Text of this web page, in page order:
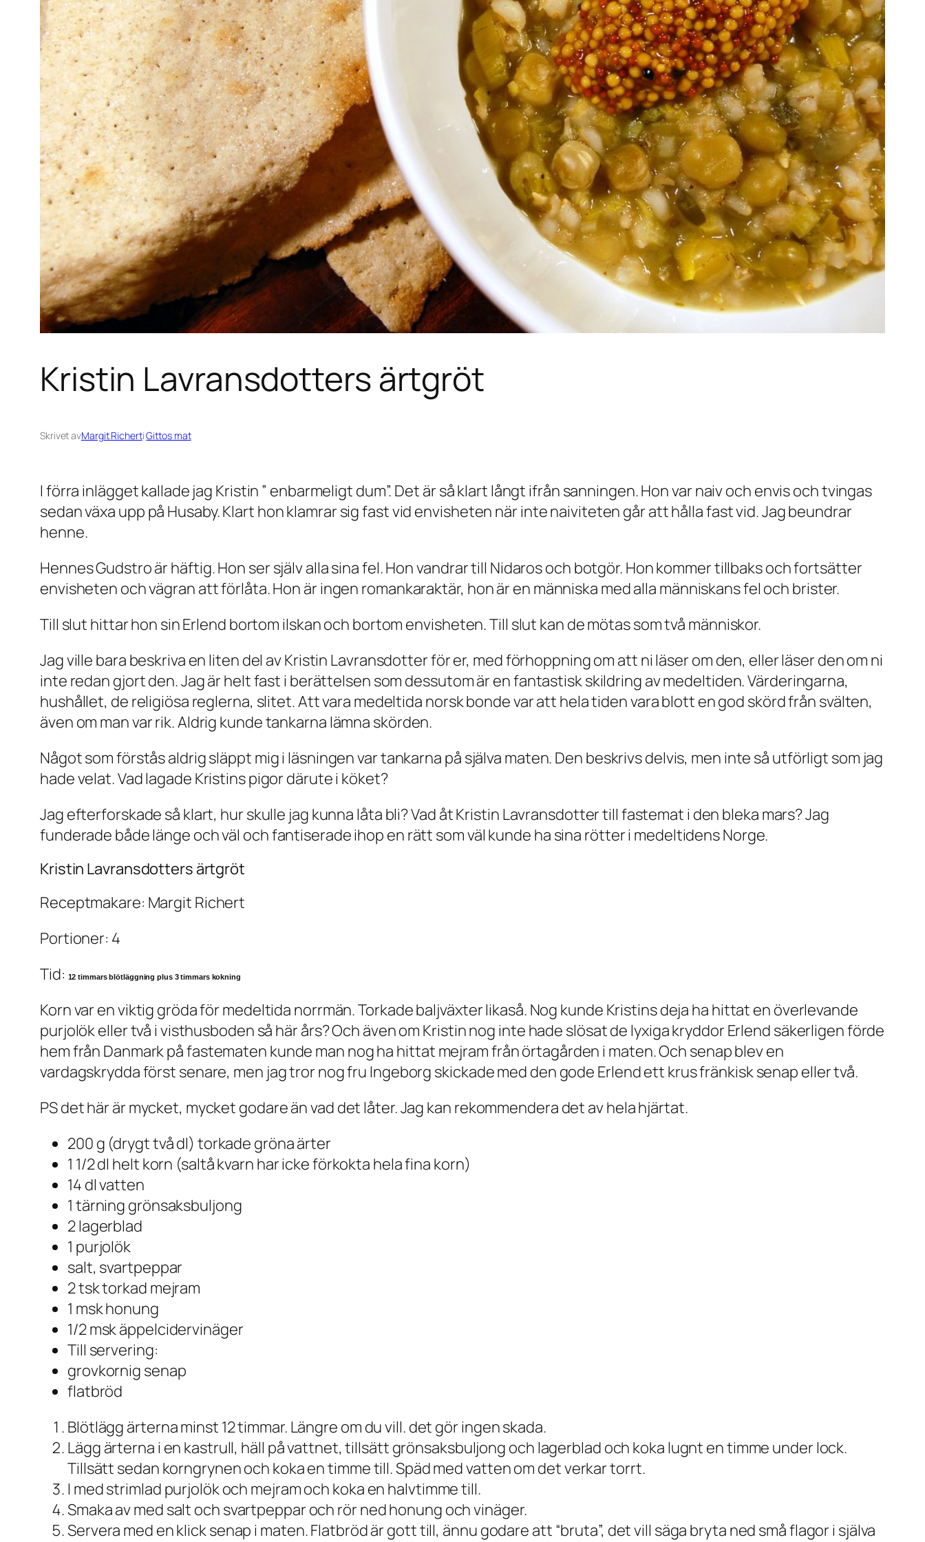
Kristin Lavransdotters ärtgröt
Skrivet avMargit RichertiGittos mat
I förra inlägget kallade jag Kristin ” enbarmeligt dum”. Det är så klart långt ifrån sanningen. Hon var naiv och envis och tvingas
sedan växa upp på Husaby. Klart hon klamrar sig fast vid envisheten när inte naiviteten går att hålla fast vid. Jag beundrar
henne.
Hennes Gudstro är häftig. Hon ser själv alla sina fel. Hon vandrar till Nidaros och botgör. Hon kommer tillbaks och fortsätter
envisheten och vägran att förlåta. Hon är ingen romankaraktär, hon är en människa med alla människans fel och brister.
Till slut hittar hon sin Erlend bortom ilskan och bortom envisheten. Till slut kan de mötas som två människor.
Jag ville bara beskriva en liten del av Kristin Lavransdotter för er, med förhoppning om att ni läser om den, eller läser den om ni
inte redan gjort den. Jag är helt fast i berättelsen som dessutom är en fantastisk skildring av medeltiden. Värderingarna,
hushållet, de religiösa reglerna, slitet. Att vara medeltida norsk bonde var att hela tiden vara blott en god skörd från svälten,
även om man var rik. Aldrig kunde tankarna lämna skörden.
Något som förstås aldrig släppt mig i läsningen var tankarna på själva maten. Den beskrivs delvis, men inte så utförligt som jag
hade velat. Vad lagade Kristins pigor därute i köket?
Jag efterforskade så klart, hur skulle jag kunna låta bli? Vad åt Kristin Lavransdotter till fastemat i den bleka mars? Jag
funderade både länge och väl och fantiserade ihop en rätt som väl kunde ha sina rötter i medeltidens Norge.
Kristin Lavransdotters ärtgröt
Receptmakare: Margit Richert
Portioner: 4
Tid: 12 timmars blötläggning plus 3 timmars kokning
Korn var en viktig gröda för medeltida norrmän. Torkade baljväxter likaså. Nog kunde Kristins deja ha hittat en överlevande
purjolök eller två i visthusboden så här års? Och även om Kristin nog inte hade slösat de lyxiga kryddor Erlend säkerligen förde
hem från Danmark på fastematen kunde man nog ha hittat mejram från örtagården i maten. Och senap blev en
vardagskrydda först senare, men jag tror nog fru Ingeborg skickade med den gode Erlend ett krus fränkisk senap eller två.
PS det här är mycket, mycket godare än vad det låter. Jag kan rekommendera det av hela hjärtat.
200 g (drygt två dl) torkade gröna ärter
1 1/2 dl helt korn (saltå kvarn har icke förkokta hela fina korn)
14 dl vatten
1 tärning grönsaksbuljong
2 lagerblad
1 purjolök
salt, svartpeppar
2 tsk torkad mejram
1 msk honung
1/2 msk äppelcidervinäger
Till servering:
grovkornig senap
flatbröd
Blötlägg ärterna minst 12 timmar. Längre om du vill. det gör ingen skada.
Lägg ärterna i en kastrull, häll på vattnet, tillsätt grönsaksbuljong och lagerblad och koka lugnt en timme under lock.
Tillsätt sedan korngrynen och koka en timme till. Späd med vatten om det verkar torrt.
I med strimlad purjolök och mejram och koka en halvtimme till.
Smaka av med salt och svartpeppar och rör ned honung och vinäger.
Servera med en klick senap i maten. Flatbröd är gott till, ännu godare att “bruta”, det vill säga bryta ned små flagor i själva